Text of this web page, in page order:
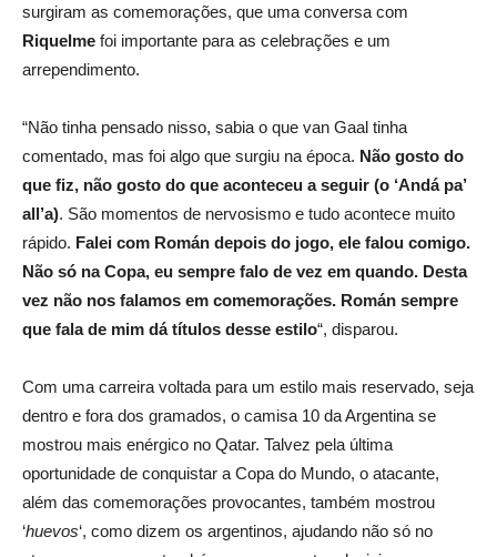
surgiram as comemorações, que uma conversa com
Riquelme foi importante para as celebrações e um
arrependimento.
“Não tinha pensado nisso, sabia o que van Gaal tinha
comentado, mas foi algo que surgiu na época. Não gosto do
que fiz, não gosto do que aconteceu a seguir (o ‘Andá pa’
all’a). São momentos de nervosismo e tudo acontece muito
rápido. Falei com Román depois do jogo, ele falou comigo.
Não só na Copa, eu sempre falo de vez em quando. Desta
vez não nos falamos em comemorações. Román sempre
que fala de mim dá títulos desse estilo“, disparou.
Com uma carreira voltada para um estilo mais reservado, seja
dentro e fora dos gramados, o camisa 10 da Argentina se
mostrou mais enérgico no Qatar. Talvez pela última
oportunidade de conquistar a Copa do Mundo, o atacante,
além das comemorações provocantes, também mostrou
‘huevos‘, como dizem os argentinos, ajudando não só no